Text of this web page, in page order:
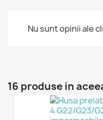
Nu sunt opinii ale
16 produse in